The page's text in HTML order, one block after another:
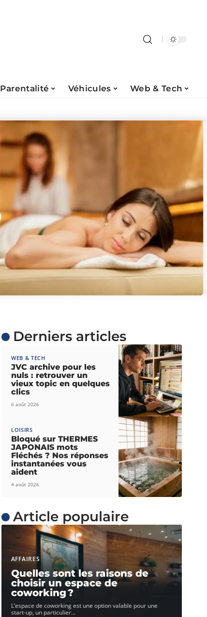
Parentalité Véhicules Web & Tech
Derniers articles
WEB & TECH
JVC archive pour les
nuls : retrouver un
vieux topic en quelques
clics
6 août 2026
LOISIRS
Bloqué sur THERMES
JAPONAIS mots
Fléchés ? Nos réponses
instantanées vous
aident
4 août 2026
Article populaire
AFFAIRES
Quelles sont les raisons de
choisir un espace de
coworking ?
L’espace de coworking est une option valable pour une
start-up, un particulier…